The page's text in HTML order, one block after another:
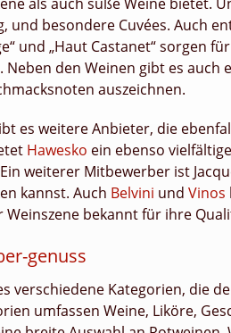
und besondere Cuvées. Auch
und „Haut Castanet“ sorgen
den Weinen gibt es
auszeichnen.
es weitere Anbieter, die
Hawesko ein ebenso
weiterer Mitbewerber ist
kannst. Auch Belvini und Vinos
bekannt für ihre
genuss
verschiedene Kategorien, die
umfassen Weine, Liköre,